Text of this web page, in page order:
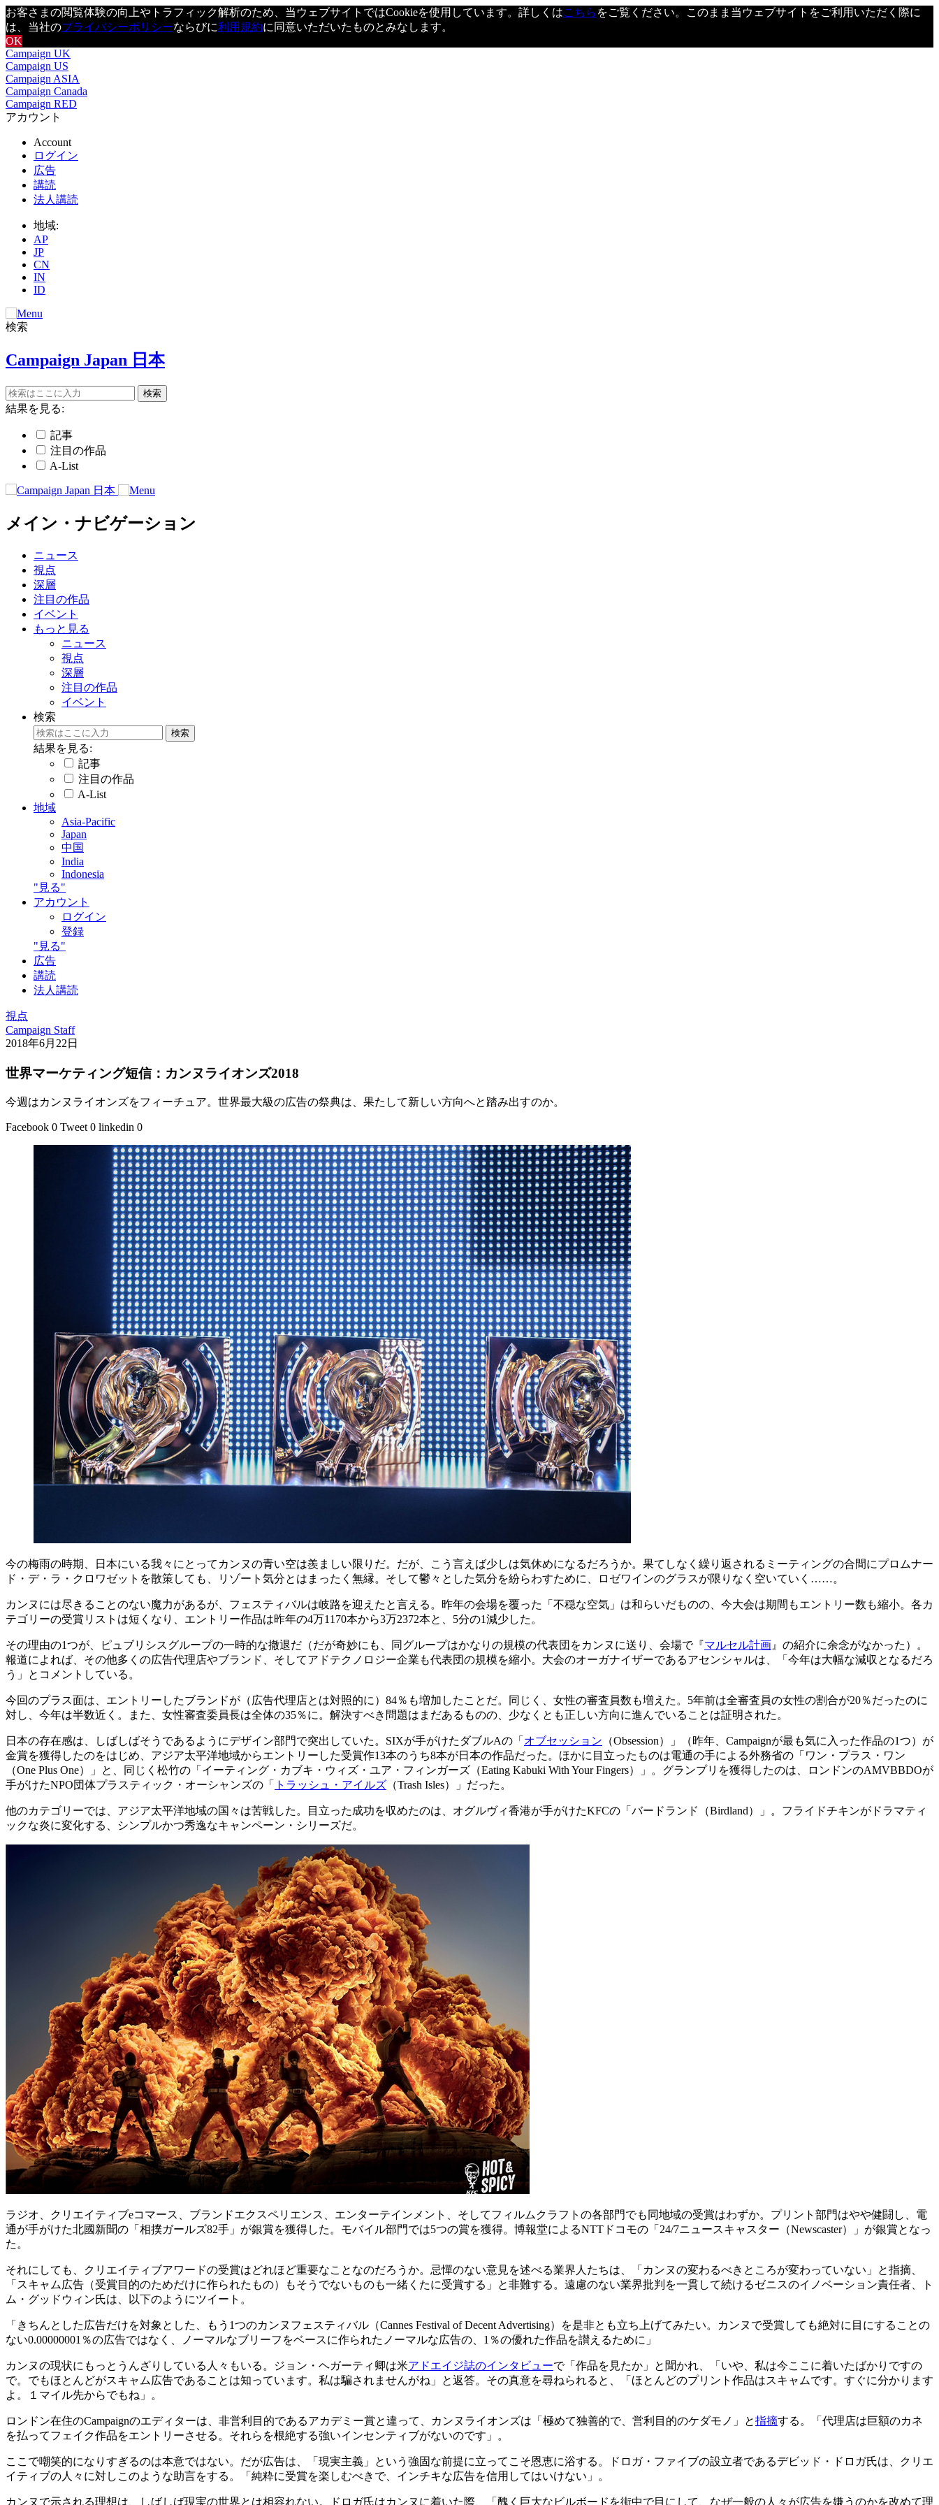
お客さまの閲覧体験の向上やトラフィック解析のため、当ウェブサイトではCookieを使用しています。詳しくはこちら をご覧ください。このまま当ウェブサイトをご利用いただく際に
は、当社のプライバシーポリシーならびに利用規約に同意いただいたものとみなします。
OK
Campaign UK
Campaign US
Campaign ASIA
Campaign Canada
Campaign RED
アカウント
Account
ログイン
広告
講読
法人講読
地域:
AP
JP
CN
IN
ID
検索
Campaign Japan 日本
結果を見る:
記事
注目の作品
A-List
メイン・ナビゲーション
ニュース
視点
深層
注目の作品
イベント
もっと見る
ニュース
視点
深層
注目の作品
イベント
検索
結果を見る:
記事
注目の作品
A-List
地域
Asia-Pacific
Japan
中国
India
Indonesia
"見る"
アカウント
ログイン
登録
"見る"
広告
講読
法人講読
視点
Campaign Staff
2018年6月22日
世界マーケティング短信：カンヌライオンズ2018
今週はカンヌライオンズをフィーチュア。世界最大級の広告の祭典は、果たして新しい方向へと踏み出すのか。
Facebook 0 Tweet 0 linkedin 0
今の梅雨の時期、日本にいる我々にとってカンヌの青い空は羨ましい限りだ。だが、こう言えば少しは気休めになるだろうか。果てしなく繰り返されるミーティングの合間にプロムナー
ド・デ・ラ・クロワゼットを散策しても、リゾート気分とはまったく無縁。そして鬱々とした気分を紛らわすために、ロゼワインのグラスが限りなく空いていく……。
カンヌには尽きることのない魔力があるが、フェスティバルは岐路を迎えたと言える。昨年の会場を覆った「不穏な空気」は和らいだものの、今大会は期間もエントリー数も縮小。各カ
テゴリーの受賞リストは短くなり、エントリー作品は昨年の4万1170本から3万2372本と、5分の1減少した。
その理由の1つが、ピュブリシスグループの一時的な撤退だ（だが奇妙にも、同グループはかなりの規模の代表団をカンヌに送り、会場で『マルセル計画』の紹介に余念がなかった）。
報道によれば、その他多くの広告代理店やブランド、そしてアドテクノロジー企業も代表団の規模を縮小。大会のオーガナイザーであるアセンシャルは、「今年は大幅な減収となるだろ
う」とコメントしている。
今回のプラス面は、エントリーしたブランドが（広告代理店とは対照的に）84％も増加したことだ。同じく、女性の審査員数も増えた。5年前は全審査員の女性の割合が20％だったのに
対し、今年は半数近く。また、女性審査委員長は全体の35％に。解決すべき問題はまだあるものの、少なくとも正しい方向に進んでいることは証明された。
日本の存在感は、しばしばそうであるようにデザイン部門で突出していた。SIXが手がけたダブルAの「 オブセッション （Obsession）」（昨年、Campaignが最も気に入った作品の1つ）が
金賞を獲得したのをはじめ、アジア太平洋地域からエントリーした受賞作13本のうち8本が日本の作品だった。ほかに目立ったものは電通の手による外務省の「ワン・プラス・ワン
（One Plus One）」と、同じく松竹の「イーティング・カブキ・ウィズ・ユア・フィンガーズ（Eating Kabuki With Your Fingers）」。グランプリを獲得したのは、ロンドンのAMVBBDOが
手がけたNPO団体プラスティック・オーシャンズの「
トラッシュ・アイルズ （Trash Isles）」だった。
他のカテゴリーでは、アジア太平洋地域の国々は苦戦した。目立った成功を収めたのは、オグルヴィ香港が手がけたKFCの「バードランド（Birdland）」。フライドチキンがドラマティ
ックな炎に変化する、シンプルかつ秀逸なキャンペーン・シリーズだ。
ラジオ、クリエイティブeコマース、ブランドエクスペリエンス、エンターテインメント、そしてフィルムクラフトの各部門でも同地域の受賞はわずか。プリント部門はやや健闘し、電
通が手がけた北國新聞の「相撲ガールズ82手」が銀賞を獲得した。モバイル部門では5つの賞を獲得。博報堂によるNTTドコモの「24/7ニュースキャスター（Newscaster）」が銀賞となっ
た。
それにしても、クリエイティブアワードの受賞はどれほど重要なことなのだろうか。忌憚のない意見を述べる業界人たちは、「カンヌの変わるべきところが変わっていない」と指摘、
「スキャム広告（受賞目的のためだけに作られたもの）もそうでないものも一緒くたに受賞する」と非難する。遠慮のない業界批判を一貫して続けるゼニスのイノベーション責任者、ト
ム・グッドウィン氏は、以下のようにツイート。
「きちんとした広告だけを対象とした、もう1つのカンヌフェスティバル（Cannes Festival of Decent Advertising）を是非とも立ち上げてみたい。カンヌで受賞しても絶対に目にすることの
ない0.00000001％の広告ではなく、ノーマルなブリーフをベースに作られたノーマルな広告の、1％の優れた作品を讃えるために」
カンヌの現状にもっとうんざりしている人々もいる。ジョン・ヘガーティ卿は米アドエイジ誌のインタビューで「作品を見たか」と聞かれ、「いや、私は今ここに着いたばかりですの
で。でもほとんどがスキャム広告であることは知っています。私は騙されませんがね」と返答。その真意を尋ねられると、「ほとんどのプリント作品はスキャムです。すぐに分かります
よ。１マイル先からでもね」。
ロンドン在住のCampaignのエディターは、非営利目的であるアカデミー賞と違って、カンヌライオンズは「極めて独善的で、営利目的のケダモノ」と指摘する。「代理店は巨額のカネ
を払ってフェイク作品をエントリーさせる。それらを根絶する強いインセンティブがないのです」。
ここで嘲笑的になりすぎるのは本意ではない。だが広告は、「現実主義」という強固な前提に立ってこそ恩恵に浴する。ドロガ・ファイブの設立者であるデビッド・ドロガ氏は、クリエ
イティブの人々に対しこのような助言をする。「純粋に受賞を楽しむべきで、インチキな広告を信用してはいけない」。
カンヌで示される理想は、しばしば現実の世界とは相容れない。ドロガ氏はカンヌに着いた際、「醜く巨大なビルボードを街中で目にして、なぜ一般の人々が広告を嫌うのかを改めて理